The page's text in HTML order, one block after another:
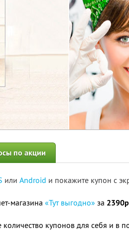
по акции
или Android и покажите купон с
магазина «Тут выгодно» за
купонов для себя и в